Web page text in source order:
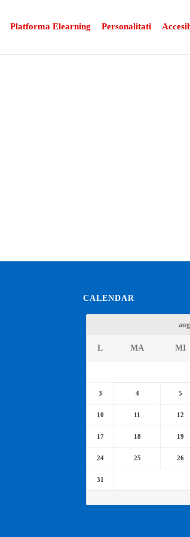
Platforma Elearning Personalitati
CALENDAR
L MA MI
3 4 5
10 11 12
17 18 19
24 25 26
31